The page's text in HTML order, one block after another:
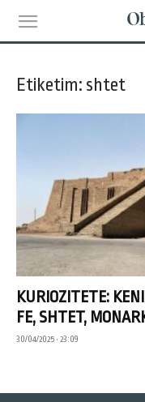
Etiketim: shtet
KURIOZITETE:
FE, SHTET,
30/04/2025 • 23:09